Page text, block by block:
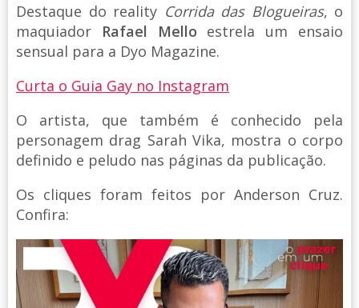
Destaque do reality Corrida das Blogueiras, o
maquiador Rafael Mello estrela um ensaio
sensual para a Dyo Magazine.
Curta o Guia Gay no Instagram
O artista, que também é conhecido pela
personagem drag Sarah Vika, mostra o corpo
definido e peludo nas páginas da publicação.
Os cliques foram feitos por Anderson Cruz.
Confira: